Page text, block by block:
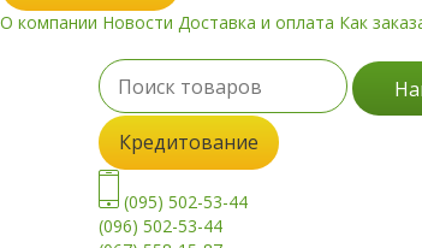
О компании Новости Доставка и оплата Как
Кредитование
(095) 502-53-44
(096) 502-53-44